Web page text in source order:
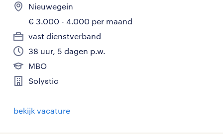
Nieuwegein
€ 3.000 - 4.000 per maand
vast dienstverband
38 uur, 5 dagen p.w.
MBO
Solystic
bekijk vacature